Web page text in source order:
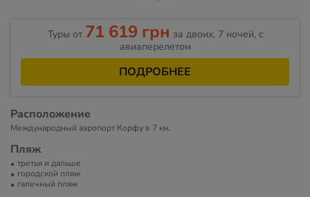
Туры от 71 619 грн за двоих, 7 ночей, c
авиаперелетом
ПОДРОБНЕЕ
Расположение
Международный аэропорт Корфу в 7 км.
Пляж
третья и дальше
городской пляж
галечный пляж